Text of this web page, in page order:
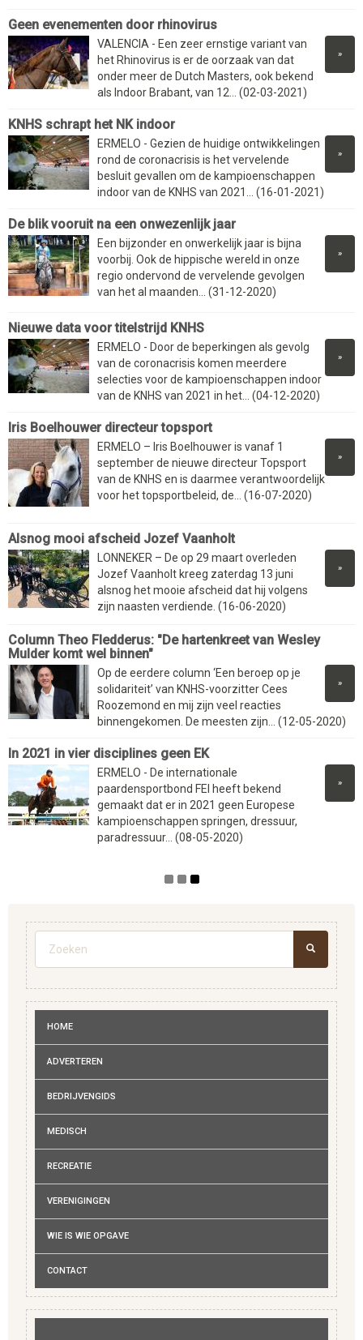
Geen evenementen door rhinovirus
»
VALENCIA - Een zeer ernstige variant van
het Rhinovirus is er de oorzaak van dat
onder meer de Dutch Masters, ook bekend
als Indoor Brabant, van 12... (02-03-2021)
KNHS schrapt het NK indoor
»
ERMELO - Gezien de huidige ontwikkelingen
rond de coronacrisis is het vervelende
besluit gevallen om de kampioenschappen
indoor van de KNHS van 2021... (16-01-2021)
De blik vooruit na een onwezenlijk jaar
»
Een bijzonder en onwerkelijk jaar is bijna
voorbij. Ook de hippische wereld in onze
regio ondervond de vervelende gevolgen
van het al maanden... (31-12-2020)
Nieuwe data voor titelstrijd KNHS
»
ERMELO - Door de beperkingen als gevolg
van de coronacrisis komen meerdere
selecties voor de kampioenschappen indoor
van de KNHS van 2021 in het... (04-12-2020)
Iris Boelhouwer directeur topsport
»
ERMELO – Iris Boelhouwer is vanaf 1
september de nieuwe directeur Topsport
van de KNHS en is daarmee verantwoordelijk
voor het topsportbeleid, de... (16-07-2020)
Alsnog mooi afscheid Jozef Vaanholt
»
LONNEKER – De op 29 maart overleden
Jozef Vaanholt kreeg zaterdag 13 juni
alsnog het mooie afscheid dat hij volgens
zijn naasten verdiende. (16-06-2020)
Column Theo Fledderus: "De hartenkreet van Wesley
Mulder komt wel binnen"
»
Op de eerdere column ‘Een beroep op je
solidariteit’ van KNHS-voorzitter Cees
Roozemond en mij zijn veel reacties
binnengekomen. De meesten zijn... (12-05-2020)
In 2021 in vier disciplines geen EK
»
ERMELO - De internationale
paardensportbond FEI heeft bekend
gemaakt dat er in 2021 geen Europese
kampioenschappen springen, dressuur,
paradressuur... (08-05-2020)
Zoekveld
HOME
ADVERTEREN
BEDRIJVENGIDS
MEDISCH
RECREATIE
VERENIGINGEN
WIE IS WIE OPGAVE
CONTACT